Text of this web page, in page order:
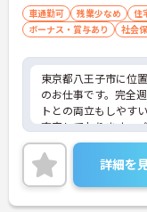
車通勤可 残業少なめ 住
ボーナス・賞与あり
社会
東京都八王子市に位
のお仕事です。完全
トとの両立もしやす
充実しております。
ポイントなど、さら
お気軽にご相談くださ
詳細を